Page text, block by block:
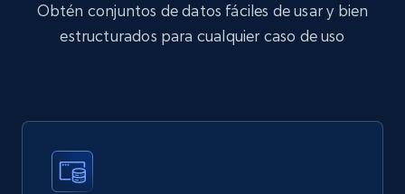
URL, Product id, Title, Original price, Final price,
Discount rate, Currency, Description, and more.
Obtén conjuntos de datos fáciles de usar y bien
estructurados para cualquier caso de uso